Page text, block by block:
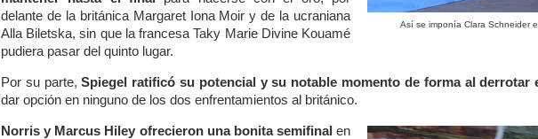
Así se imponía Clara Schneider
delante de la británica Margaret Iona Moir y de la ucraniana
Alla Biletska, sin que la francesa Taky Marie Divine Kouamé
pudiera pasar del quinto lugar.
Por su parte, Spiegel ratificó su potencial y su notable momento de forma al derrotar
dar opción en ninguno de los dos enfrentamientos al británico.
Norris y Marcus Hiley ofrecieron una bonita semifinalen